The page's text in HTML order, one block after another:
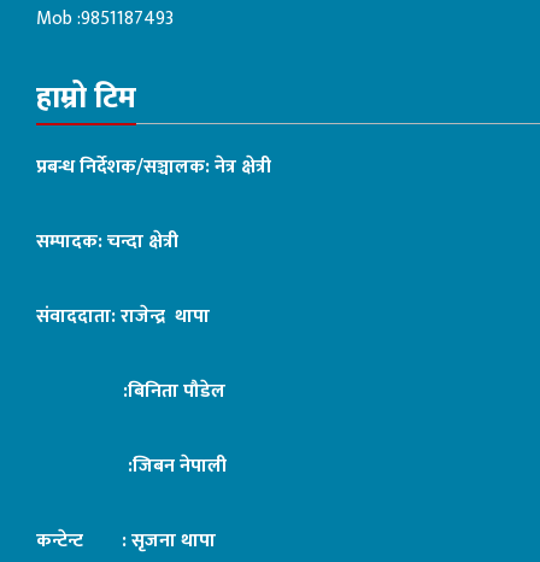
Mob :9851187493
हाम्रो टिम
प्रबन्ध निर्देशक/सञ्चालक: नेत्र क्षेत्री
सम्पादक: चन्दा क्षेत्री
संवाददाता: राजेन्द्र थापा
:बिनिता पौडेल
:जिबन नेपाली
कन्टेन्ट : सृजना थापा